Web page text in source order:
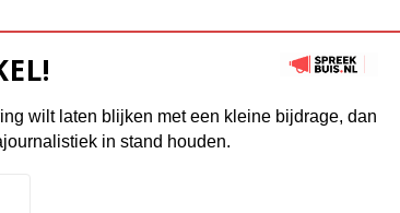
wilt laten blijken met een kleine bijdrage, dan
in stand houden.